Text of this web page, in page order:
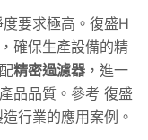
要求極高。復盛H
確保生產設備的精
精密過濾器 ，進一
品品質。參考 復盛
行業的應用案例。